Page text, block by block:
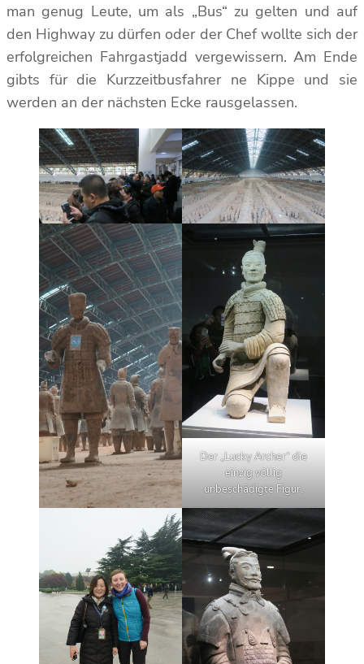
man genug Leute, um als „Bus“ zu gelten und auf
den Highway zu dürfen oder der Chef wollte sich der
erfolgreichen Fahrgastjadd vergewissern. Am Ende
gibts für die Kurzzeitbusfahrer ne Kippe und sie
werden an der nächsten Ecke rausgelassen.
Der „Lucky Archer“ die
einzig völlig
unbeschädigte Figur.